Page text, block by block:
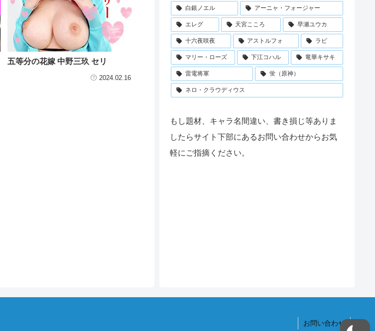
五等分の花嫁 中野三玖 セリ
2024.02.16
白銀ノエル アーニャ・フォージャー
エレグ 天宮こころ 早瀬ユウカ
十六夜咲夜 アストルフォ ラピ
マリー・ローズ 下江コハル 竜華キサキ
雷電将軍 蛍（原神）
ネロ・クラウディウス
もし題材、キャラ名間違い、書き損じ等ありま
したらサイト下部にあるお問い合わせからお気
軽にご指摘ください。
お問い合わせ